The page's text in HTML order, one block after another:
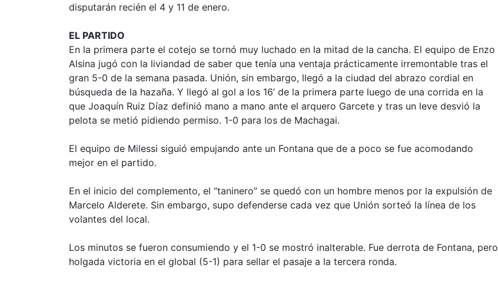
disputarán recién el 4 y 11 de enero.
EL PARTIDO
En la primera parte el cotejo se tornó muy luchado en la mitad de la cancha. El equipo de Enzo
Alsina jugó con la liviandad de saber que tenía una ventaja prácticamente irremontable tras el
gran 5-0 de la semana pasada. Unión, sin embargo, llegó a la ciudad del abrazo cordial en
búsqueda de la hazaña. Y llegó al gol a los 16’ de la primera parte luego de una corrida en la
que Joaquín Ruiz Díaz definió mano a mano ante el arquero Garcete y tras un leve desvió la
pelota se metió pidiendo permiso. 1-0 para los de Machagai.
El equipo de Milessi siguió empujando ante un Fontana que de a poco se fue acomodando
mejor en el partido.
En el inicio del complemento, el “taninero” se quedó con un hombre menos por la expulsión de
Marcelo Alderete. Sin embargo, supo defenderse cada vez que Unión sorteó la línea de los
volantes del local.
Los minutos se fueron consumiendo y el 1-0 se mostró inalterable. Fue derrota de Fontana, pero
holgada victoria en el global (5-1) para sellar el pasaje a la tercera ronda.